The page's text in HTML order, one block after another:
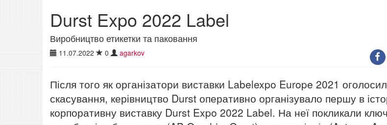
Durst Expo 2022 Label
Виробництво етикетки та паковання
11.07.2022 0 agarkov
Після того як організатори виставки Labelexpo Europe 2021
скасування, керівництво Durst оперативно організувало першу в
корпоративну виставку Durst Expo 2022 Label. На неї покликали